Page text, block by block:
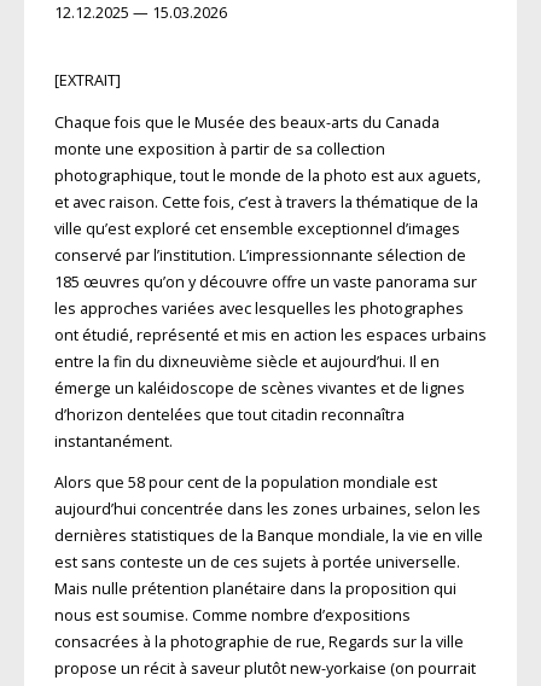
12.12.2025 — 15.03.2026
[EXTRAIT]
Chaque fois que le Musée des beaux-arts du Canada
monte une exposition à partirde sa collection
photographique, toutle monde de la photo est aux aguets,
et avec raison. Cette fois, c’est à travers la thématique de la
ville qu’est exploré cetensemble exceptionnel d’images
conservé par l’institution. L’impressionnante sélection de
185 œuvres qu’on y découvre offre un vaste panorama sur
les approches variées avec lesquelles les photographes
ont étudié, représenté et mis en action les espaces urbains
entre la fin du dix­neuvième siècle et aujourd’hui. Il en
émerge un kaléidoscope de scènes vivantes et de lignes
d’horizon dentelées que tout citadin reconnaîtra
instantanément.
Alors que 58 pour cent de la population mondiale est
aujourd’hui concentrée dans les zones urbaines, selon les
dernières statistiques de la Banque mondiale, la vie en ville
est sans conteste un de ces sujets à portée universelle.
Mais nulle prétention planétaire dans la proposition qui
nous est soumise. Comme nombre d’expositions
consacrées à la photographie de rue, Regards sur la ville
propose un récit à saveur plutôt new-yorkaise (on pourrait